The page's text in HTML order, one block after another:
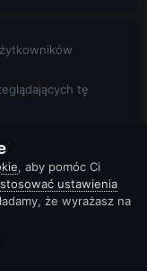
tę
, aby pomóc Ci
ustawienia
że wyrażasz na